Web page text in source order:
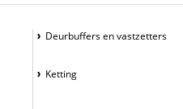
Deurbuffers en vastzetters
Ketting